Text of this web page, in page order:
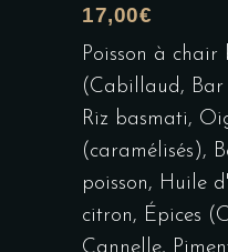
17,00€
Poisson à chair
(Cabillaud,
Riz basmati,
(caramélisés),
poisson, Huile
citron, Épices